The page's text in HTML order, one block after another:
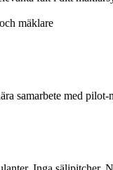
mäklare
samarbete med